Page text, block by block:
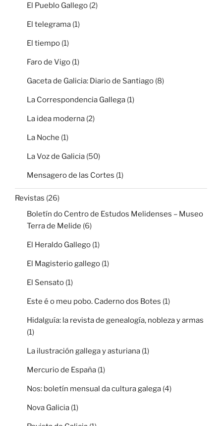
El Pueblo Gallego (2)
El telegrama (1)
El tiempo (1)
Faro de Vigo (1)
Gaceta de Galicia: Diario de Santiago (8)
La Correspondencia Gallega (1)
La idea moderna (2)
La Noche (1)
La Voz de Galicia (50)
Mensagero de las Cortes (1)
Revistas (26)
Boletín do Centro de Estudos Melidenses – Museo
Terra de Melide (6)
El Heraldo Gallego (1)
El Magisterio gallego (1)
El Sensato (1)
Este é o meu pobo. Caderno dos Botes (1)
Hidalguía: la revista de genealogía, nobleza y armas
(1)
La ilustración gallega y asturiana (1)
Mercurio de España (1)
Nos: boletín mensual da cultura galega (4)
Nova Galicia (1)